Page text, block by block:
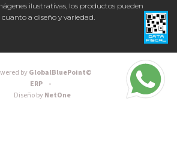
ilustrativas, los productos pueden
a diseño y variedad.
byGlobalBluePoint©
ERP -
Diseño byNetOne